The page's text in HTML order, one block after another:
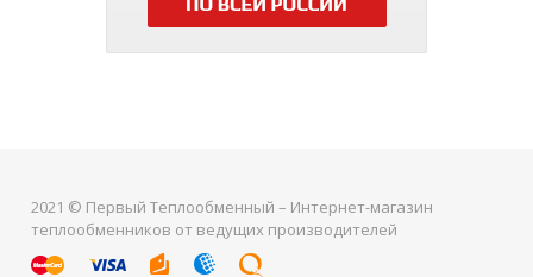
2021 © Первый Теплообменный – Интернет-магазин
теплообменников от ведущих производителей